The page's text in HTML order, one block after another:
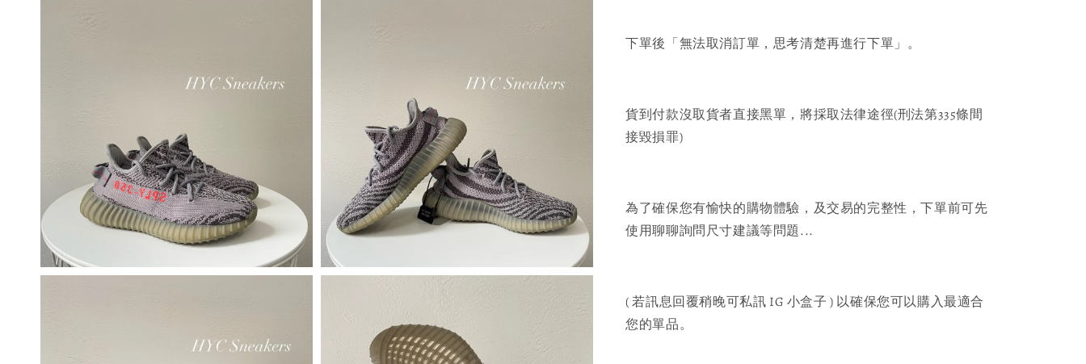
下單後「無法取消訂單，思考清楚再進行下單」。
貨到付款沒取貨者直接黑單，將採取法律途徑(刑法第335條間
接毀損罪)
為了確保您有愉快的購物體驗，及交易的完整性，下單前可先
使用聊聊詢問尺寸建議等問題...
( 若訊息回覆稍晚可私訊 IG 小盒子 ) 以確保您可以購入最適合
您的單品。